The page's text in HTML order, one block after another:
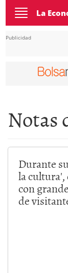
Toggle
navigation
La
Publicidad
Notas
Durante
la
con
de